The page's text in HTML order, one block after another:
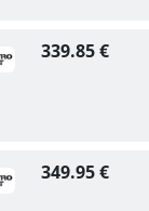
339.85 €
349.95 €